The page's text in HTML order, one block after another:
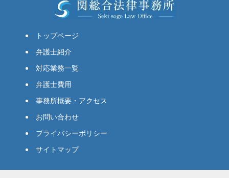
トップページ
弁護士紹介
対応業務一覧
弁護士費用
事務所概要・アクセス
お問い合わせ
プライバシーポリシー
サイトマップ